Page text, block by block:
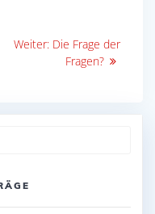
Weiter: Nächster
Beitrag:
Die Frage der
Fragen?